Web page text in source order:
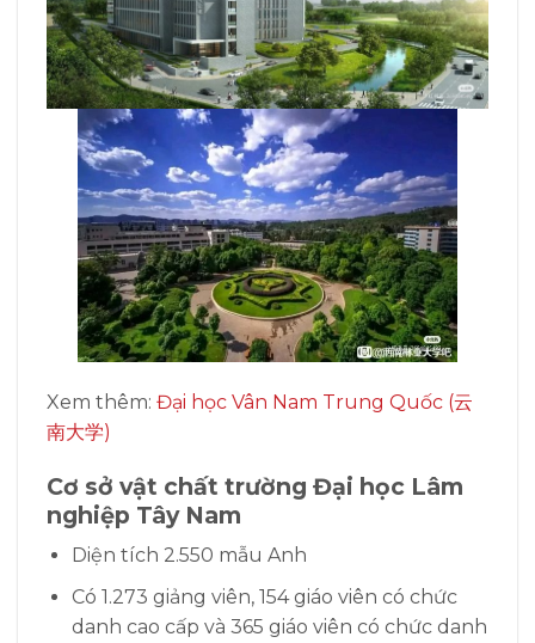
Xem thêm: Đại học Vân Nam Trung Quốc (云
南大学)
Cơ sở vật chất trường Đại học Lâm
nghiệp Tây Nam
Diện tích 2.550 mẫu Anh
Có 1.273 giảng viên, 154 giáo viên có chức
danh cao cấp và 365 giáo viên có chức danh